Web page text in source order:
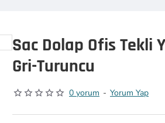
Sac Dolap Ofis Tekli
Gri-Turuncu
0 yorum - Yorum Yap